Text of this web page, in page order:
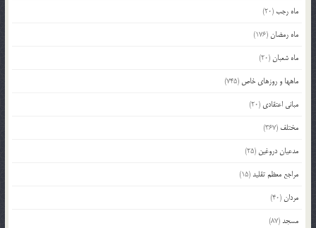
ماه رجب(20)
ماه رمضان(176)
ماه شعبان(20)
ماهها و روزهای خاص (745)
مبانی اعتقادی (20)
مختلف (367)
مدعیان دروغین (25)
مراجع معظم تقلید(15)
مردان(40)
مسجد(87)